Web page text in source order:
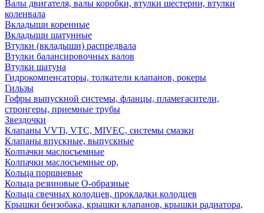
Валы двигателя, валы коробки, втулки шестерни, втулки
коленвала
Вкладыши коренные
Вкладыши шатунные
Втулки (вкладыши) распредвала
Втулки балансировочных валов
Втулки шатуна
Гидрокомпенсаторы, толкатели клапанов, рокеры
Гильзы
Гофры выпускной системы, фланцы, пламегасители,
стронгеры, приемные трубы
Звездочки
Клапаны VVTi, VTC, MIVEC, системы смазки
Клапаны впускные, выпускные
Колпачки маслосъемные
Колпачки маслосъемные ор,
Кольца поршневые
Кольца резиновые О-образные
Кольца свечных колодцев, прокладки колодцев
Крышки бензобака, крышки клапанов, крышки радиатора,